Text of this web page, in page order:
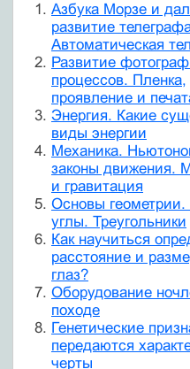
Азбука Морзе и
развитие
Автоматическая
Развитие
процессов. Пленка,
проявление и
Энергия. Какие
виды энергии
Механика.
законы движения.
и гравитация
Основы
углы. Треугольники
Как научиться
расстояние и
глаз?
Оборудование
походе
Генетические
передаются
черты